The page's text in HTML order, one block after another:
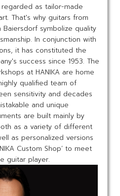
regarded as tailor-made
That's why guitars from
symbolize quality
In conjunction with
it has constituted the
success since 1953. The
at HANIKA are home
qualified team of
sensitivity and decades
and unique
are built mainly by
as a variety of different
as personalized versions
Custom Shop’ to meet
guitar player.